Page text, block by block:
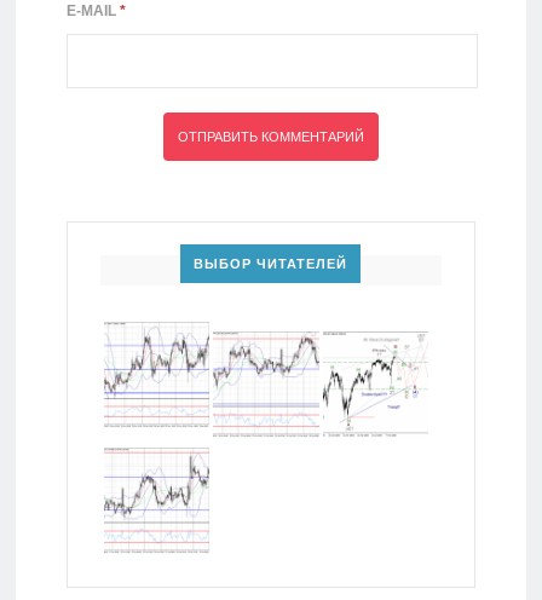
E-MAIL *
ВЫБОР ЧИТАТЕЛЕЙ